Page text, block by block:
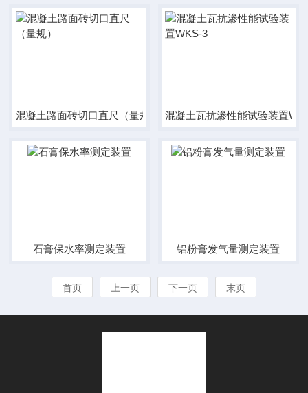
混凝土路面砖切口直尺（量规） 混凝土瓦抗渗性能试验装置
石膏保水率测定装置 铝粉膏发气量测定装置
首页 上一页 下一页 末页